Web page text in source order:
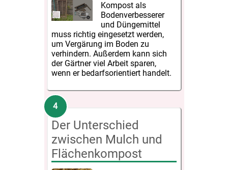
Kompost als
Bodenverbesserer
und Düngemittel
muss richtig eingesetzt werden,
um Vergärung im Boden zu
verhindern. Außerdem kann sich
der Gärtner viel Arbeit sparen,
wenn er bedarfsorientiert handelt.
Der Unterschied
zwischen Mulch und
Flächenkompost